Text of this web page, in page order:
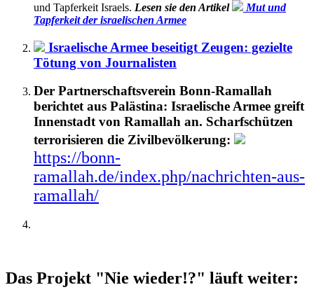
und Tapferkeit Israels. Lesen sie den Artikel
Mut und
Tapferkeit der israelischen Armee
Israelische Armee beseitigt Zeugen: gezielte
Tötung von Journalisten
Der Partnerschaftsverein Bonn-Ramallah
berichtet aus Palästina: Israelische Armee greift
Innenstadt von Ramallah an. Scharfschützen
terrorisieren die Zivilbevölkerung:
https://bonn-
ramallah.de/index.php/nachrichten-aus-
ramallah/
Das Projekt "Nie wieder!?" läuft weiter: